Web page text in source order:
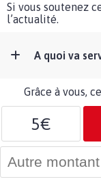
Si vous soutenez
l’actualité.
A quoi va
Grâce à vous,
5€